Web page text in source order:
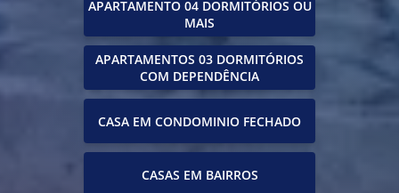
APARTAMENTO 04 DORMITÓRIOS OU
MAIS
APARTAMENTOS 03 DORMITÓRIOS
COM DEPENDÊNCIA
CASA EM CONDOMINIO FECHADO
CASAS EM BAIRROS